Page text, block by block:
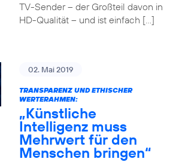
TV-Sender – der Großteil davon in
HD-Qualität – und ist einfach […]
02. Mai 2019
TRANSPARENZ UND ETHISCHER
WERTERAHMEN:
„Künstliche
Intelligenz muss
Mehrwert für den
Menschen bringen“